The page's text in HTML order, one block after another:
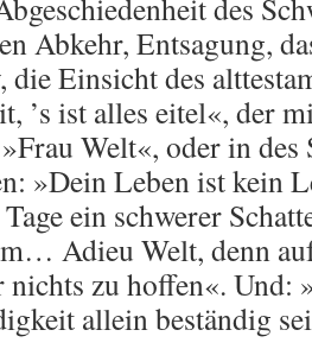
des
Abkehr, Entsagung,
Einsicht des
’s ist alles eitel«, der
Welt«, oder in
»Dein Leben ist kein
ein schwerer
Adieu Welt, denn
zu hoffen«. Und:
allein beständig